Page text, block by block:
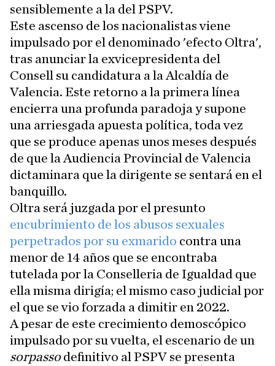
sensiblemente a la del PSPV.
Este ascenso de los nacionalistas viene
impulsado por el denominado 'efecto Oltra',
tras anunciar la exvicepresidenta del
Consell su candidatura a la Alcaldía de
Valencia. Este retorno a la primera línea
encierra una profunda paradoja y supone
una arriesgada apuesta política, toda vez
que se produce apenas unos meses después
de que la Audiencia Provincial de Valencia
dictaminara que la dirigente se sentará en el
banquillo.
Oltra será juzgada por el presunto
encubrimiento de los abusos sexuales
perpetrados por su exmarido contra una
menor de 14 años que se encontraba
tutelada por la Conselleria de Igualdad que
ella misma dirigía; el mismo caso judicial por
el que se vio forzada a dimitir en 2022.
A pesar de este crecimiento demoscópico
impulsado por su vuelta, el escenario de un
sorpassodefinitivo al PSPV se presenta